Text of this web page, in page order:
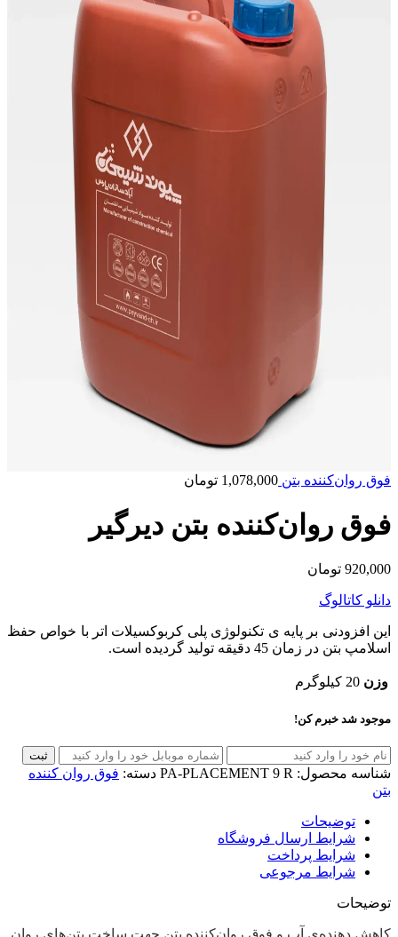
فوق روان‌کننده‌ بتن 1,078,000 تومان
فوق روان‌کننده بتن دیرگیر
920,000 تومان
دانلو کاتالوگ
این افزودنی بر پایه ی تکنولوژی پلی کربوکسیلات اتر با خواص حفظ
اسلامپ بتن در زمان 45 دقیقه تولید گردیده است.
وزن 20 کیلوگرم
موجود شد خبرم کن!
ثبت
شناسه محصول: PA-PLACEMENT 9 R دسته: فوق روان کننده
بتن
توضیحات
شرایط ارسال فروشگاه
شرایط پرداخت
شرایط مرجوعی
توضیحات